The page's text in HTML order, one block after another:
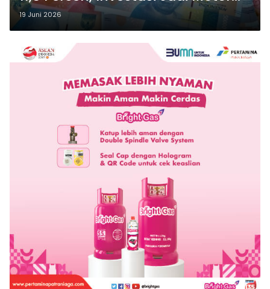
Utama
19 Juni 2026